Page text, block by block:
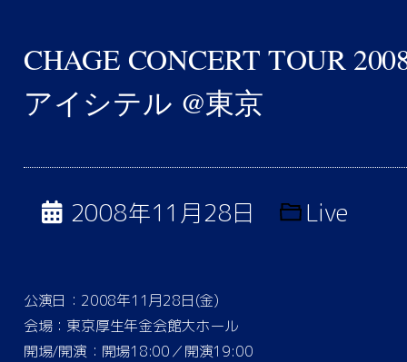
CHAGE CONCERT TOUR
アイシテル @東京
2008年11月28日 Live
公演日：2008年11月28日(金)
会場：東京厚生年金会館大ホール
開場/開演：開場18:00／開演19:00